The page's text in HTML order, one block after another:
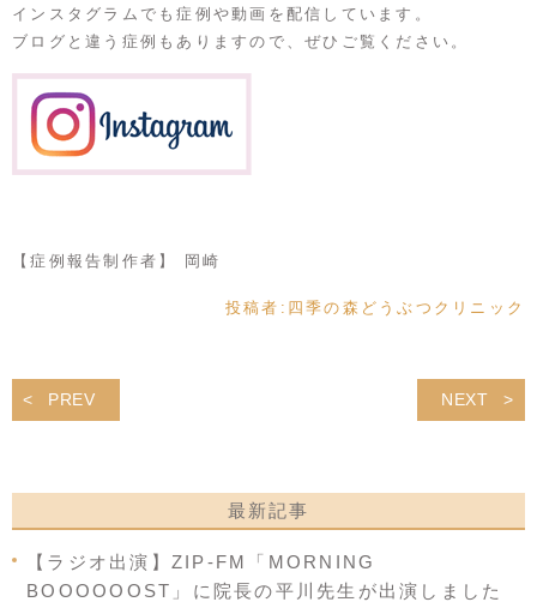
インスタグラムでも症例や動画を配信しています。
ブログと違う症例もありますので、ぜひご覧ください。
【症例報告制作者】 岡崎
投稿者: 四季の森どうぶつクリニック
PREV NEXT
最新記事
【ラジオ出演】ZIP-FM「MORNING
BOOOOOOST」に院長の平川先生が出演しました